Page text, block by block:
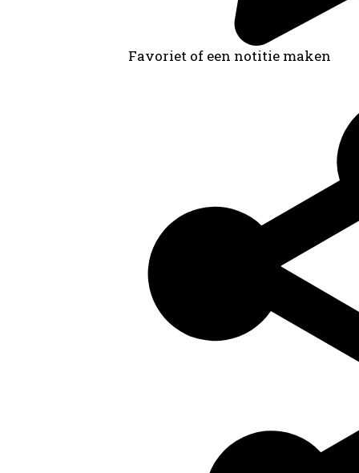
Favoriet of een notitie maken